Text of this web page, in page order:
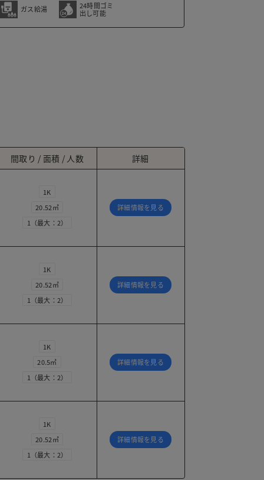
ガス給湯 24時間ゴミ
出し可能
間取り / 面積 / 人数 詳細
1K
20.52㎡
1（最大：2）
詳細情報を見る
1K
20.52㎡
1（最大：2）
詳細情報を見る
1K
20.5㎡
1（最大：2）
詳細情報を見る
1K
20.52㎡
1（最大：2）
詳細情報を見る